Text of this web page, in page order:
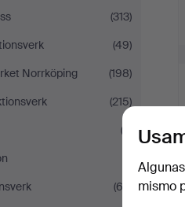
(313)
(49)
Norrköping
(198)
(215)
(3)
(62)
mismo